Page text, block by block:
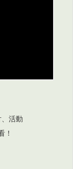
活動
！